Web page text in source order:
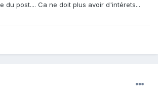
du post.... Ca ne doit plus avoir d'intérets...